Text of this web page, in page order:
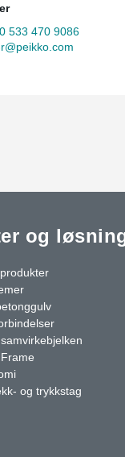
533 470 9086
og
samvirkebjelken
Frame
og trykkstag